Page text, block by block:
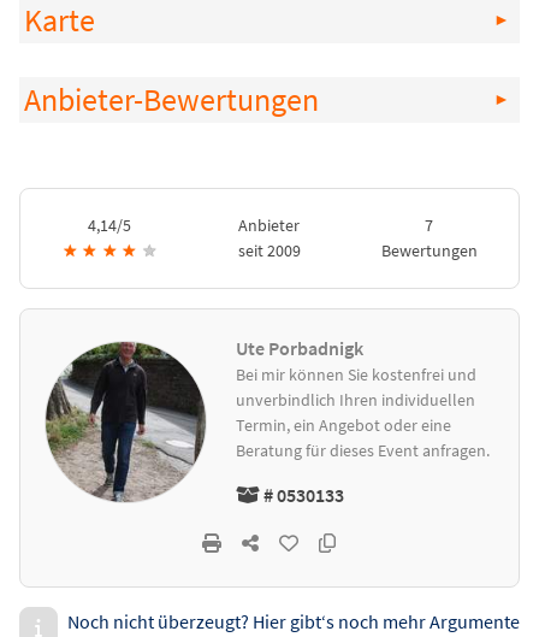
Karte
Anbieter-Bewertungen
4,14/5
★ ★ ★ ★ ★
Anbieter
seit 2009
7
Bewertungen
Ute Porbadnigk
Bei mir können Sie kostenfrei und
unverbindlich Ihren individuellen
Termin, ein Angebot oder eine
Beratung für dieses Event anfragen.
# 0530133
Noch nicht überzeugt? Hier gibt‘s noch mehr Argumente